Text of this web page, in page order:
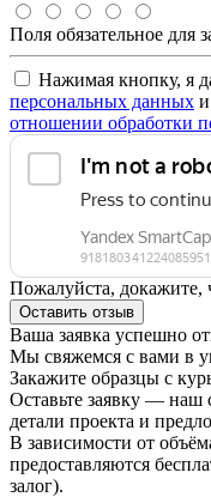
Поля обязательное для
Нажимая кнопку, я
персональных данных
отношении обработки
Пожалуйста, докажите,
Оставить отзыв
Ваша заявка успешно
Мы свяжемся с вами в
Закажите образцы с
Оставьте заявку — наш
детали проекта и
В зависимости от
предоставляются
залог).